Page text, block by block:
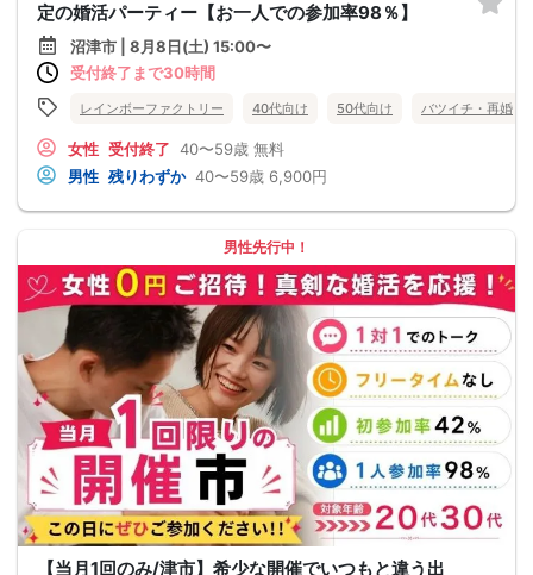
定の婚活パーティー【お一人での参加率98％】
沼津市 | 8月8日(土) 15:00〜
受付終了まで30時間
レインボーファクトリー 40代向け 50代向け バツイチ・再婚
女性 受付終了 40〜59歳 無料
男性 残りわずか 40〜59歳 6,900円
男性先行中！
【当月1回のみ/津市】希少な開催でいつもと違う出